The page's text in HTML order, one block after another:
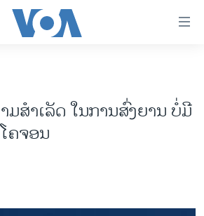
ບໍດີ ສະຫະລັດ 2024
ສຳເລັດ ໃນການສົ່ງຍານ ບໍ່ມີ
ຄຈອນ